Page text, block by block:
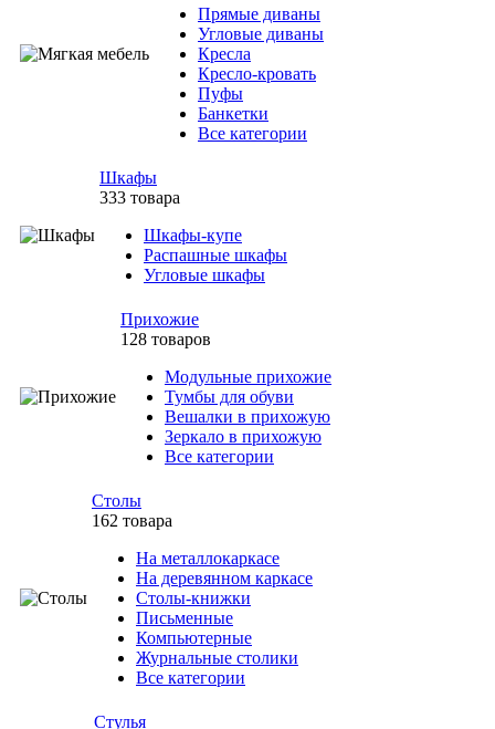
Прямые диваны
Угловые диваны
Кресла
Кресло-кровать
Пуфы
Банкетки
Все категории
Шкафы
333 товара
Шкафы-купе
Распашные шкафы
Угловые шкафы
Прихожие
128 товаров
Модульные прихожие
Тумбы для обуви
Вешалки в прихожую
Зеркало в прихожую
Все категории
Столы
162 товара
На металлокаркасе
На деревянном каркасе
Столы-книжки
Письменные
Компьютерные
Журнальные столики
Все категории
Стулья